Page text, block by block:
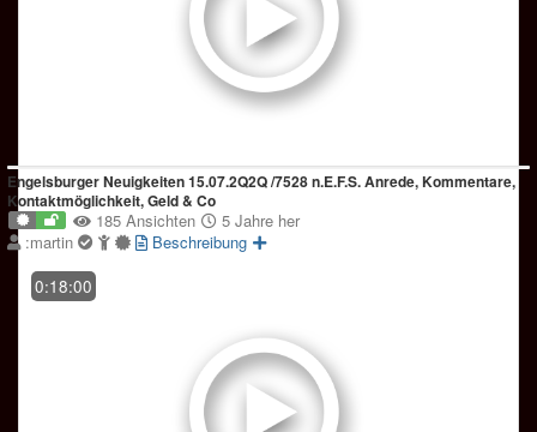
Engelsburger Neuigkeiten 15.07.2Q2Q /7528 n.E.F.S. Anrede, Kommentare,
Kontaktmöglichkeit, Geld & Co
185 Ansichten
5 Jahre her
:martin
Beschreibung
0:18:00